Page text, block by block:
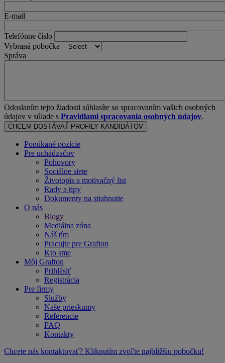
E-mail
Telefónne číslo
Vybraná pobočka
Správa
Odoslaním tejto žiadosti súhlasíte so spracovaním vašich osobných
údajov v súlade s Pravidlami spracovania osobných údajov.
Ponúkané pozície
Pre uchádzačov
Pohovory
Sociálne siete
Životopis a motivačný list
Rady a tipy
Dokumenty na stiahnutie
O nás
Blogy
Mediálna zóna
Náš tím
Pracujte pre Grafton
Kto sme
Môj Grafton
Prihlásiť
Registrácia
Pre firmy
Služby
Naše prieskumy
Referencie
FAQ
Kontakty
Chcete nás kontaktovať? Kliknutím zvoľte najbližšiu pobočku!